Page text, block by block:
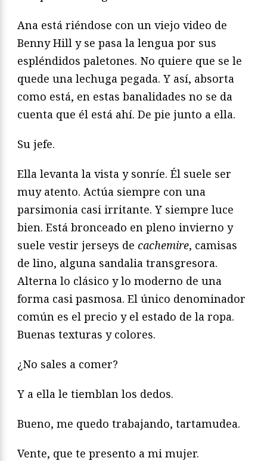
Ana está riéndose con un viejo video de
Benny Hill y se pasa la lengua por sus
espléndidos paletones. No quiere que se le
quede una lechuga pegada. Y así, absorta
como está, en estas banalidades no se da
cuenta que él está ahí. De pie junto a ella.
Su jefe.
Ella levanta la vista y sonríe. Él suele ser
muy atento. Actúa siempre con una
parsimonia casi irritante. Y siempre luce
bien. Está bronceado en pleno invierno y
suele vestir jerseys de cachemire, camisas
de lino, alguna sandalia transgresora.
Alterna lo clásico y lo moderno de una
forma casi pasmosa. El único denominador
común es el precio y el estado de la ropa.
Buenas texturas y colores.
¿No sales a comer?
Y a ella le tiemblan los dedos.
Bueno, me quedo trabajando, tartamudea.
Vente, que te presento a mi mujer.